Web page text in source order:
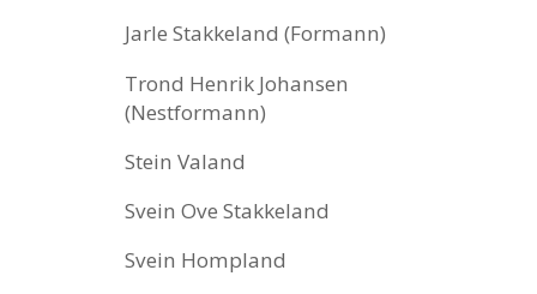
Jarle Stakkeland (Formann)
Trond Henrik Johansen
(Nestformann)
Stein Valand
Svein Ove Stakkeland
Svein Hompland